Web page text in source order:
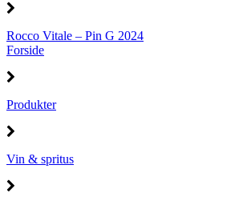
Rocco Vitale – Pin G 2024
Forside
Produkter
Vin & spritus